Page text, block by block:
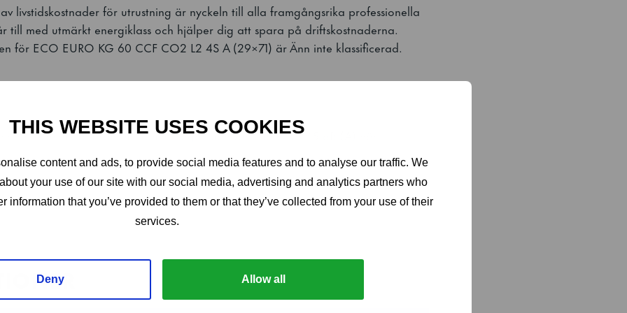
THIS WEBSITE USES COOKIES
content and ads, to provide social media features and to analyse our traffic. We
your use of our site with our social media, advertising and analytics partners who
information that you’ve provided to them or that they’ve collected from your use of their
services.
Deny Allow all
livstidskostnader för utrustning är nyckeln till alla framgångsrika professionella
till med utmärkt energiklass och hjälper dig att spara på driftskostnaderna.
för ECO EURO KG 60 CCF CO2 L2 4S A (29×71) är Änn inte klassificerad.
hälsosammare arbetsmiljö med låga ljudnivåer på cirka 45 dB (A) när
design
dörrar med handtag i full höjd som ger enkel åtkomst för rengöring. Den
kan placeras på vänster eller höger sida.